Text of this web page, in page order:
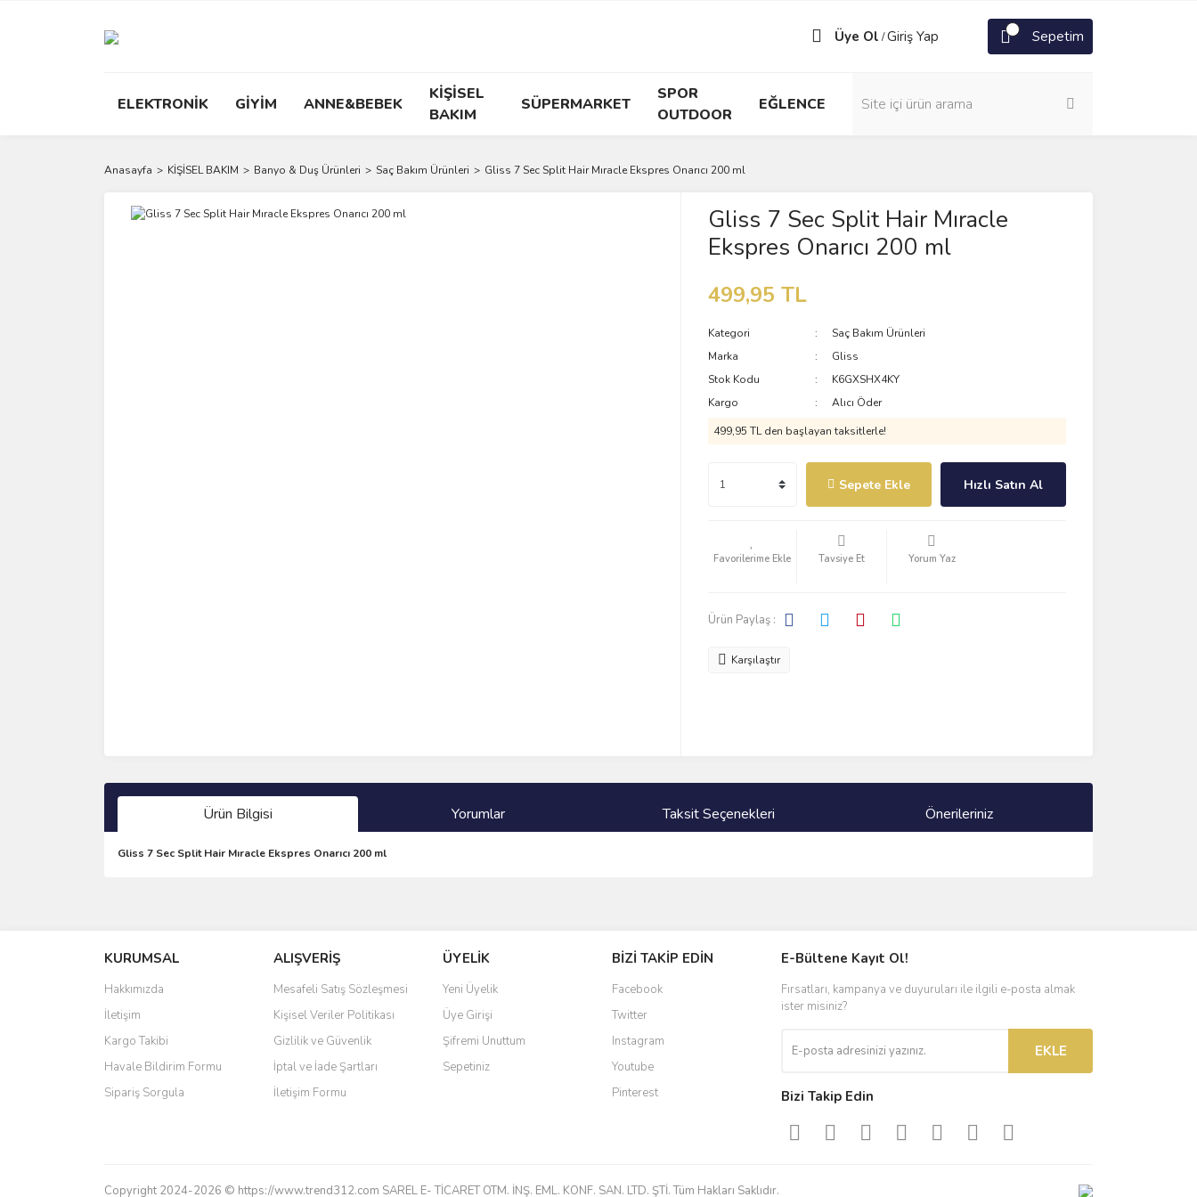
Üye Ol /Giriş Yap Sepetim
ELEKTRONİK GİYİM ANNE&BEBEK
KİŞİSEL
BAKIM
SÜPERMARKET
SPOR
OUTDOOR
EĞLENCE
Anasayfa KİŞİSEL BAKIM Banyo & Duş Ürünleri Saç Bakım Ürünleri Gliss 7 Sec Split Hair Mıracle Ekspres Onarıcı 200 ml
Gliss 7 Sec Split Hair Mıracle
Ekspres Onarıcı 200 ml
499,95 TL
Kategori
Saç Bakım Ürünleri
Marka
Gliss
Stok Kodu
K6GXSHX4KY
Kargo
Alıcı Öder
499,95 TL den başlayan taksitlerle!
Sepete Ekle Hızlı Satın Al
Tavsiye Et Yorum Yaz
Ürün Paylaş :
Karşılaştır
Ürün Bilgisi Yorumlar Taksit Seçenekleri Önerileriniz
Gliss 7 Sec Split Hair Mıracle Ekspres Onarıcı 200 ml
Ürün resmi kalitesiz, bozuk veya görüntülenemiyor.
Ürün açıklamasında eksik bilgiler bulunuyor.
Ürün bilgilerinde hatalar bulunuyor.
Ürün fiyatı diğer sitelerden daha pahalı.
Bu ürüne benzer farklı alternatifler olmalı.
KURUMSAL
Hakkımızda
İletişim
Kargo Takibi
Havale Bildirim Formu
Sipariş Sorgula
ALIŞVERİŞ
Mesafeli Satış Sözleşmesi
Kişisel Veriler Politikası
Gizlilik ve Güvenlik
İptal ve İade Şartları
İletişim Formu
ÜYELİK
Yeni Üyelik
Üye Girişi
Şifremi Unuttum
Sepetiniz
BİZİ TAKİP EDİN
Facebook
Twitter
Instagram
Youtube
Pinterest
E-Bültene Kayıt Ol!
Fırsatları, kampanya ve duyuruları ile ilgili e-posta almak
ister misiniz?
EKLE
Bizi Takip Edin
Copyright 2024-2026 © https://www.trend312.com SAREL E- TİCARET OTM. İNŞ. EML. KONF. SAN. LTD. ŞTİ. Tüm Hakları Saklıdır.